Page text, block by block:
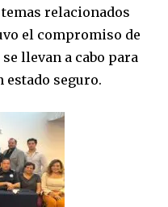
temas relacionados
el compromiso de
llevan a cabo para
estado seguro.